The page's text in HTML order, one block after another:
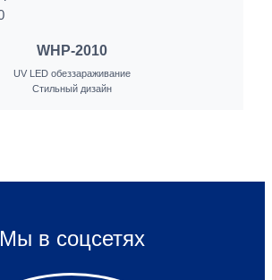
WHP-2010
UV LED обеззараживание
Стильный дизайн
Мы в соцсетях